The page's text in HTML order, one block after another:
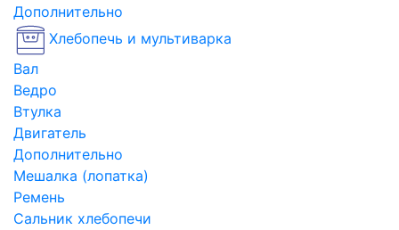
Дополнительно
Хлебопечь и мультиварка
Вал
Ведро
Втулка
Двигатель
Дополнительно
Мешалка (лопатка)
Ремень
Сальник хлебопечи